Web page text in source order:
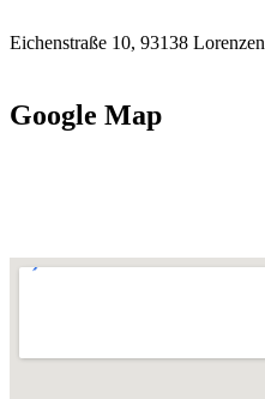
Eichenstraße 10, 93138 Lorenzen
Google Map